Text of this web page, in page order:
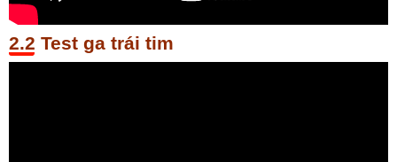
Test ga trái tim